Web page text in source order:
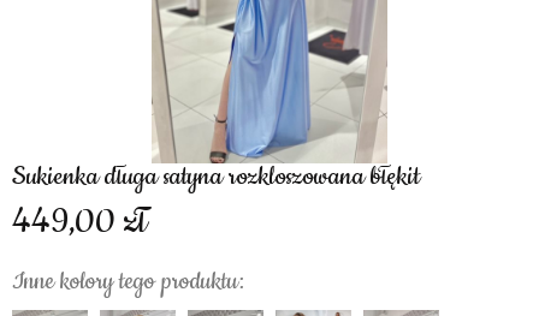
Sukienka długa satyna rozkloszowana błękit
449,00
Inne kolory tego produktu: